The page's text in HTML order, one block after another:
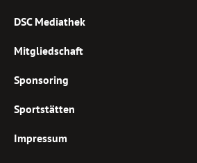
DSC Mediathek
Mitgliedschaft
Sponsoring
Sportstätten
Impressum